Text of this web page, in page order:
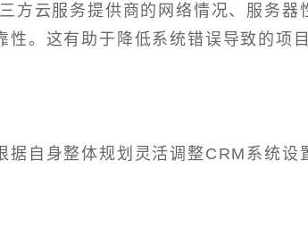
方云服务提供商的网络情况、服务器
。这有助于降低系统错误导致的项
据自身整体规划灵活调整CRM系统设